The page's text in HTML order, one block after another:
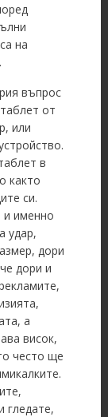
на
въпрос
от
или
в
както
си.
и именно
удар,
дори
дори и
а
висок,
често ще
гледате,